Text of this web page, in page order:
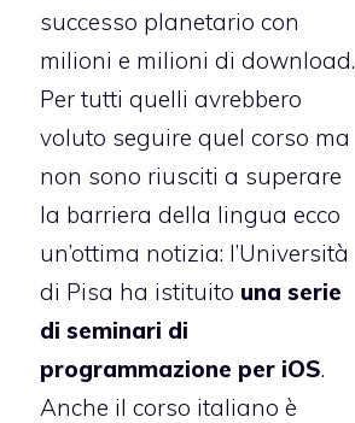
successo planetario con
milioni e milioni di download.
Per tutti quelli avrebbero
voluto seguire quel corso ma
non sono riusciti a superare
la barriera della lingua ecco
un’ottima notizia: l’Università
di Pisa ha istituito una serie
di seminari di
programmazione per iOS.
Anche il corso italiano è